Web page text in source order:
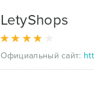
LetyShops
Официальный сайт: